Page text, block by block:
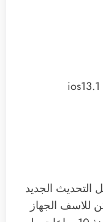
التحديث الجديد
للاسف الجهاز